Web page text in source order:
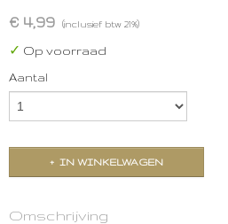
€ 4,99 (inclusief btw 21%)
✓ Op voorraad
Aantal
IN WINKELWAGEN
Omschrijving